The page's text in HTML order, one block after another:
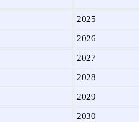
2025
2026
2027
2028
2029
2030